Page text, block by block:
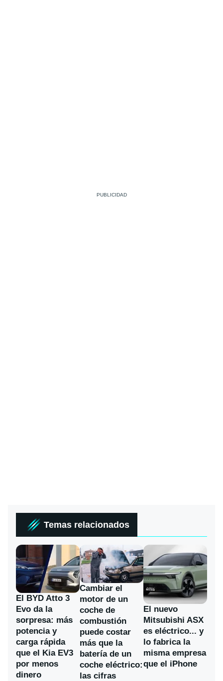
Temas relacionados
El BYD Atto 3
Evo da la
sorpresa: más
potencia y
carga rápida
que el Kia EV3
por menos
dinero
Cambiar el
motor de un
coche de
combustión
puede costar
más que la
batería de un
coche eléctrico:
las cifras
El nuevo
Mitsubishi ASX
es eléctrico... y
lo fabrica la
misma empresa
que el iPhone